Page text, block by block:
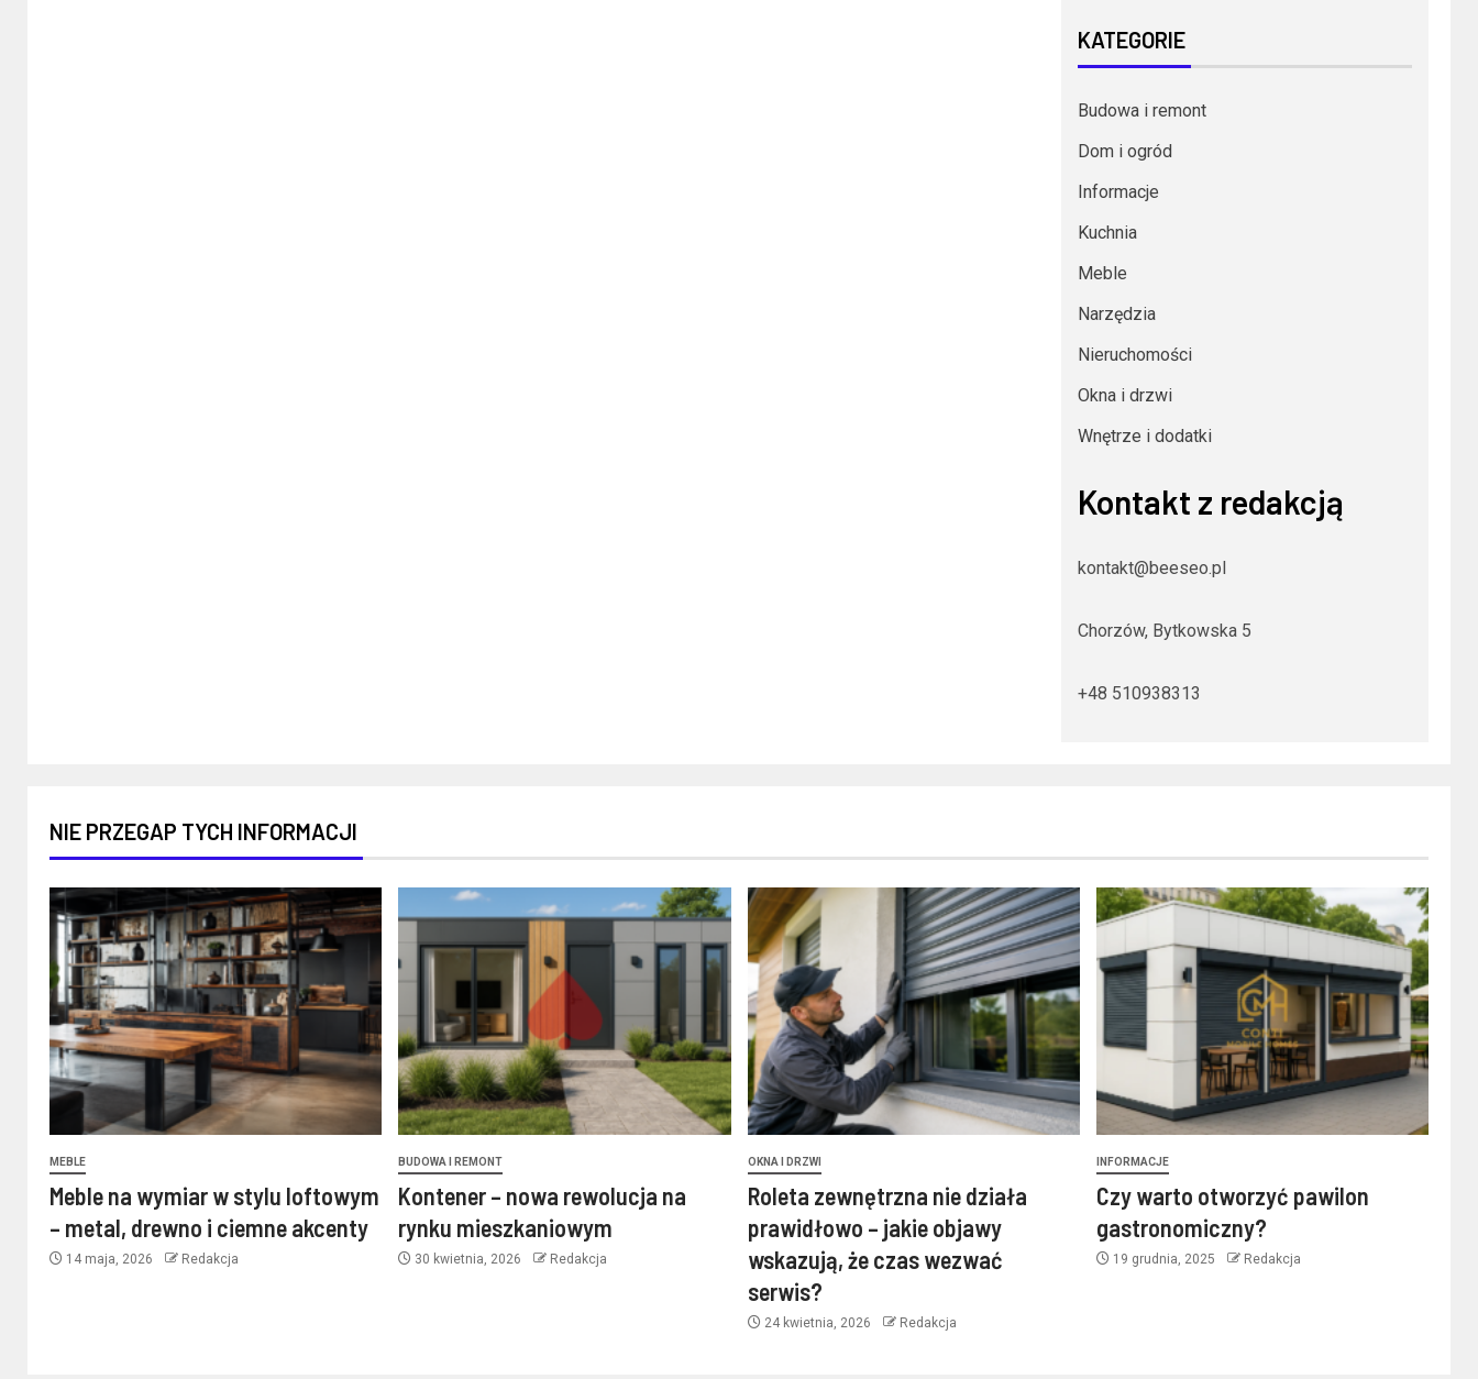
KATEGORIE
Budowa i remont
Dom i ogród
Informacje
Kuchnia
Meble
Narzędzia
Nieruchomości
Okna i drzwi
Wnętrze i dodatki
Kontakt z redakcją
kontakt@beeseo.pl
Chorzów, Bytkowska 5
+48 510938313
NIE PRZEGAP TYCH INFORMACJI
MEBLE
Meble na wymiar w stylu loftowym
– metal, drewno i ciemne akcenty
14 maja, 2026 Redakcja
BUDOWA I REMONT
Kontener – nowa rewolucja na
rynku mieszkaniowym
30 kwietnia, 2026 Redakcja
OKNA I DRZWI
Roleta zewnętrzna nie działa
prawidłowo – jakie objawy
wskazują, że czas wezwać
serwis?
24 kwietnia, 2026 Redakcja
INFORMACJE
Czy warto otworzyć pawilon
gastronomiczny?
19 grudnia, 2025 Redakcja